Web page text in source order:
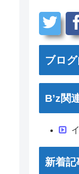
ブロ
B’z関
新着記